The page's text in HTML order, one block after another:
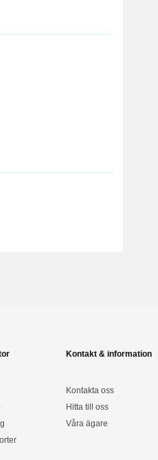
Kontakt & information
Kontakta oss
Hitta till oss
Våra ägare